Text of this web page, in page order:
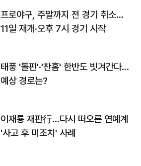
프로야구, 주말까지 전 경기 취소…
11일 재개·오후 7시 경기 시작
태풍 '돌핀'·'찬홈' 한반도 빗겨간다…
예상 경로는?
이재룡 재판行…다시 떠오른 연예계
'사고 후 미조치' 사례